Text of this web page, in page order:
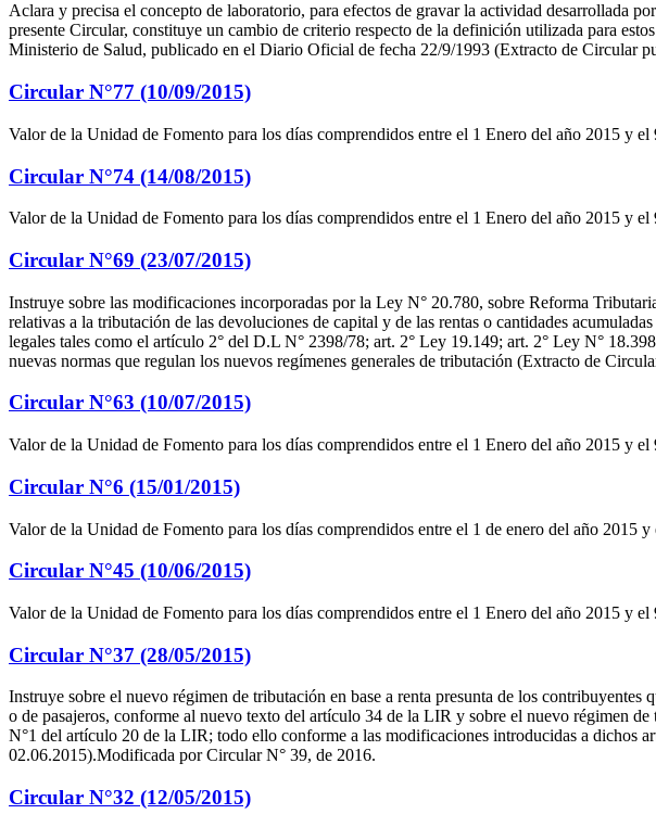
Aclara y precisa el concepto de laboratorio, para efectos de gravar la actividad desarrollada
presente Circular, constituye un cambio de criterio respecto de la definición utilizada para
Ministerio de Salud, publicado en el Diario Oficial de fecha 22/9/1993 (Extracto de Circular
Circular N°77 (10/09/2015)
Valor de la Unidad de Fomento para los días comprendidos entre el 1 Enero del año 2015 y el
Circular N°74 (14/08/2015)
Valor de la Unidad de Fomento para los días comprendidos entre el 1 Enero del año 2015 y el
Circular N°69 (23/07/2015)
Instruye sobre las modificaciones incorporadas por la Ley N° 20.780, sobre Reforma
relativas a la tributación de las devoluciones de capital y de las rentas o cantidades
legales tales como el artículo 2° del D.L N° 2398/78; art. 2° Ley 19.149; art. 2° Ley N°
nuevas normas que regulan los nuevos regímenes generales de tributación (Extracto de
Circular N°63 (10/07/2015)
Valor de la Unidad de Fomento para los días comprendidos entre el 1 Enero del año 2015 y el
Circular N°6 (15/01/2015)
Valor de la Unidad de Fomento para los días comprendidos entre el 1 de enero del año 2015
Circular N°45 (10/06/2015)
Valor de la Unidad de Fomento para los días comprendidos entre el 1 Enero del año 2015 y el
Circular N°37 (28/05/2015)
Instruye sobre el nuevo régimen de tributación en base a renta presunta de los
o de pasajeros, conforme al nuevo texto del artículo 34 de la LIR y sobre el nuevo régimen
N°1 del artículo 20 de la LIR; todo ello conforme a las modificaciones introducidas a
02.06.2015).Modificada por Circular N° 39, de 2016.
Circular N°32 (12/05/2015)